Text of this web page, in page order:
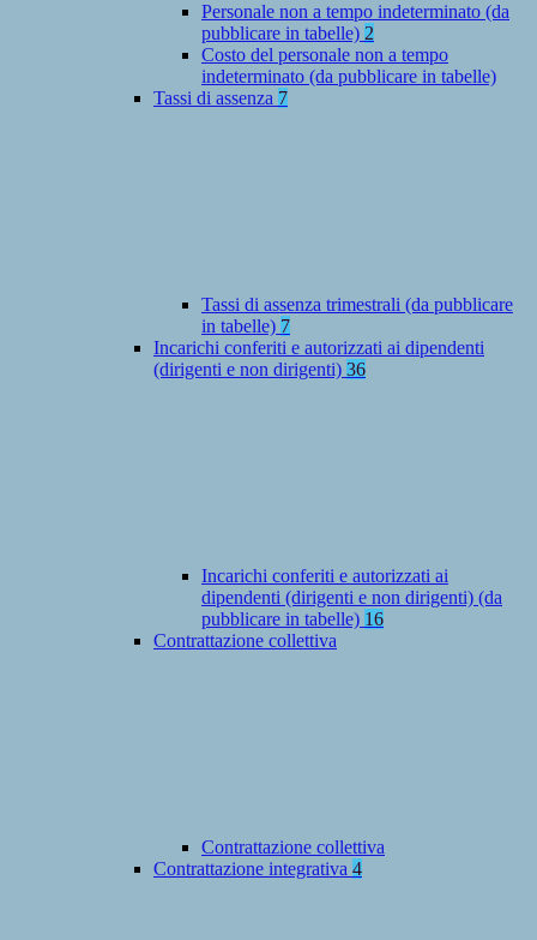
Personale non a tempo indeterminato (da
pubblicare in tabelle) 2
Costo del personale non a tempo
indeterminato (da pubblicare in tabelle)
Tassi di assenza 7
Tassi di assenza trimestrali (da pubblicare
in tabelle) 7
Incarichi conferiti e autorizzati ai dipendenti
(dirigenti e non dirigenti) 36
Incarichi conferiti e autorizzati ai
dipendenti (dirigenti e non dirigenti) (da
pubblicare in tabelle) 16
Contrattazione collettiva
Contrattazione collettiva
Contrattazione integrativa 4